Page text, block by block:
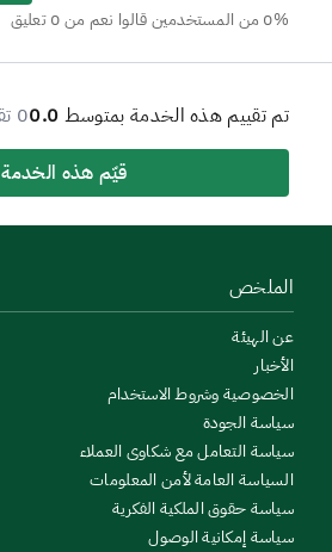
0% من المستخدمين قالوا نعم من 0 تعليق
تم تقييم هذه الخدمة بمتوسط 0.00 تقييم
قيّم هذه الخدمة
الملخص
عن الهيئة
الأخبار
الخصوصية وشروط الاستخدام
سياسة الجودة
سياسة التعامل مع شكاوى العملاء
السياسة العامة لأمن المعلومات
سياسة حقوق الملكية الفكرية
سياسة إمكانية الوصول